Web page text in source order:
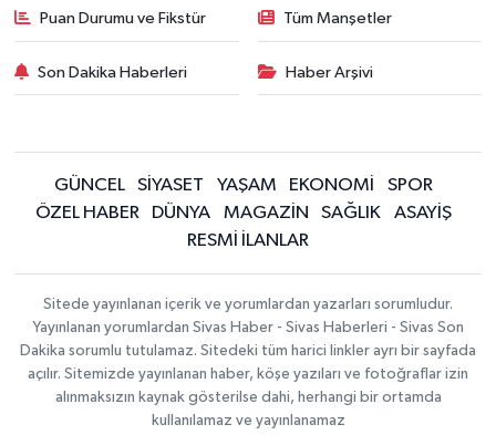
Puan Durumu ve Fikstür Tüm Manşetler
Son Dakika Haberleri Haber Arşivi
GÜNCEL SİYASET YAŞAM EKONOMİ
SPOR
ÖZEL HABER
DÜNYA MAGAZİN SAĞLIK
ASAYİŞ
RESMİ İLANLAR
Sitede yayınlanan içerik ve yorumlardan yazarları sorumludur.
Yayınlanan yorumlardan Sivas Haber - Sivas Haberleri - Sivas Son
Dakika sorumlu tutulamaz. Sitedeki tüm harici linkler ayrı bir sayfada
açılır. Sitemizde yayınlanan haber, köşe yazıları ve fotoğraflar izin
alınmaksızın kaynak gösterilse dahi, herhangi bir ortamda
kullanılamaz ve yayınlanamaz